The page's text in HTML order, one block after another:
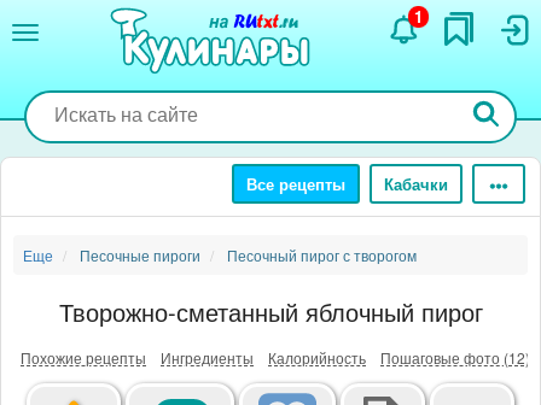
содержанию
1
Все рецепты Кабачки
Еще Песочные пироги Песочный пирог с творогом
Творожно-сметанный яблочный пирог
Похожие рецепты Ингредиенты Калорийность Пошаговые фото (12)